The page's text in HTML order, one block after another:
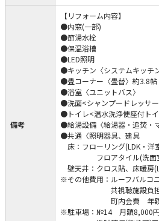
備考
【リフォーム内容】
●内窓(一部)
●節湯水栓
●保温浴槽
●LED照明
●キッチン〈システムキッチ
●畳コーナー〈畳替〉約3.8帖
●浴室〈ユニットバス〉
●洗面<シャンプードレッサー
●トイレ<温水洗浄便座付トイ
●給湯設備〈給湯器・追焚・
●共通〈照明器具、建具
床：フローリング(LDK・洋
フロアタイル(洗面室
壁天井：クロス貼、床暖房
※その他費用：ルーフバル
共視聴施設負担金
町内会費 年額
※駐車場：№14 月額8,000